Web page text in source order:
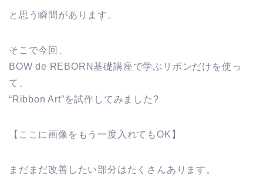
と思う瞬間があります。
そこで今回、
BOW de REBORN基礎講座で学ぶリボンだけを使っ
て、
“Ribbon Art”を試作してみました?
【ここに画像をもう一度入れてもOK】
まだまだ改善したい部分はたくさんあります。